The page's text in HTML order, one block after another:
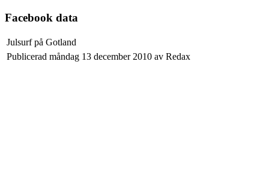
Facebook data
Julsurf på Gotland
Publicerad måndag 13 december 2010 av Redax